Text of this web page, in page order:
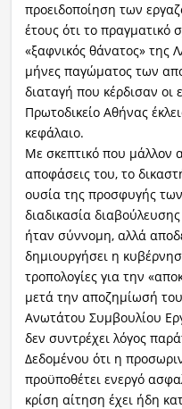
προειδοποίηση των
έτους ότι το πραγματικό
«ξαφνικός θάνατος» της
μήνες παγώματος των
διαταγή που κέρδισαν οι
Πρωτοδικείο Αθήνας
κεφάλαιο.
Με σκεπτικό που μάλλον
αποφάσεις του, το
ουσία της προσφυγής
διαδικασία
ήταν σύννομη, αλλά
δημιουργήσει η
τροπολογίες για την
μετά την αποζημίωσή
Ανωτάτου Συμβουλίου
δεν συντρέχει λόγος
Δεδομένου ότι η
προϋποθέτει ενεργό
κρίση αίτηση έχει ήδη